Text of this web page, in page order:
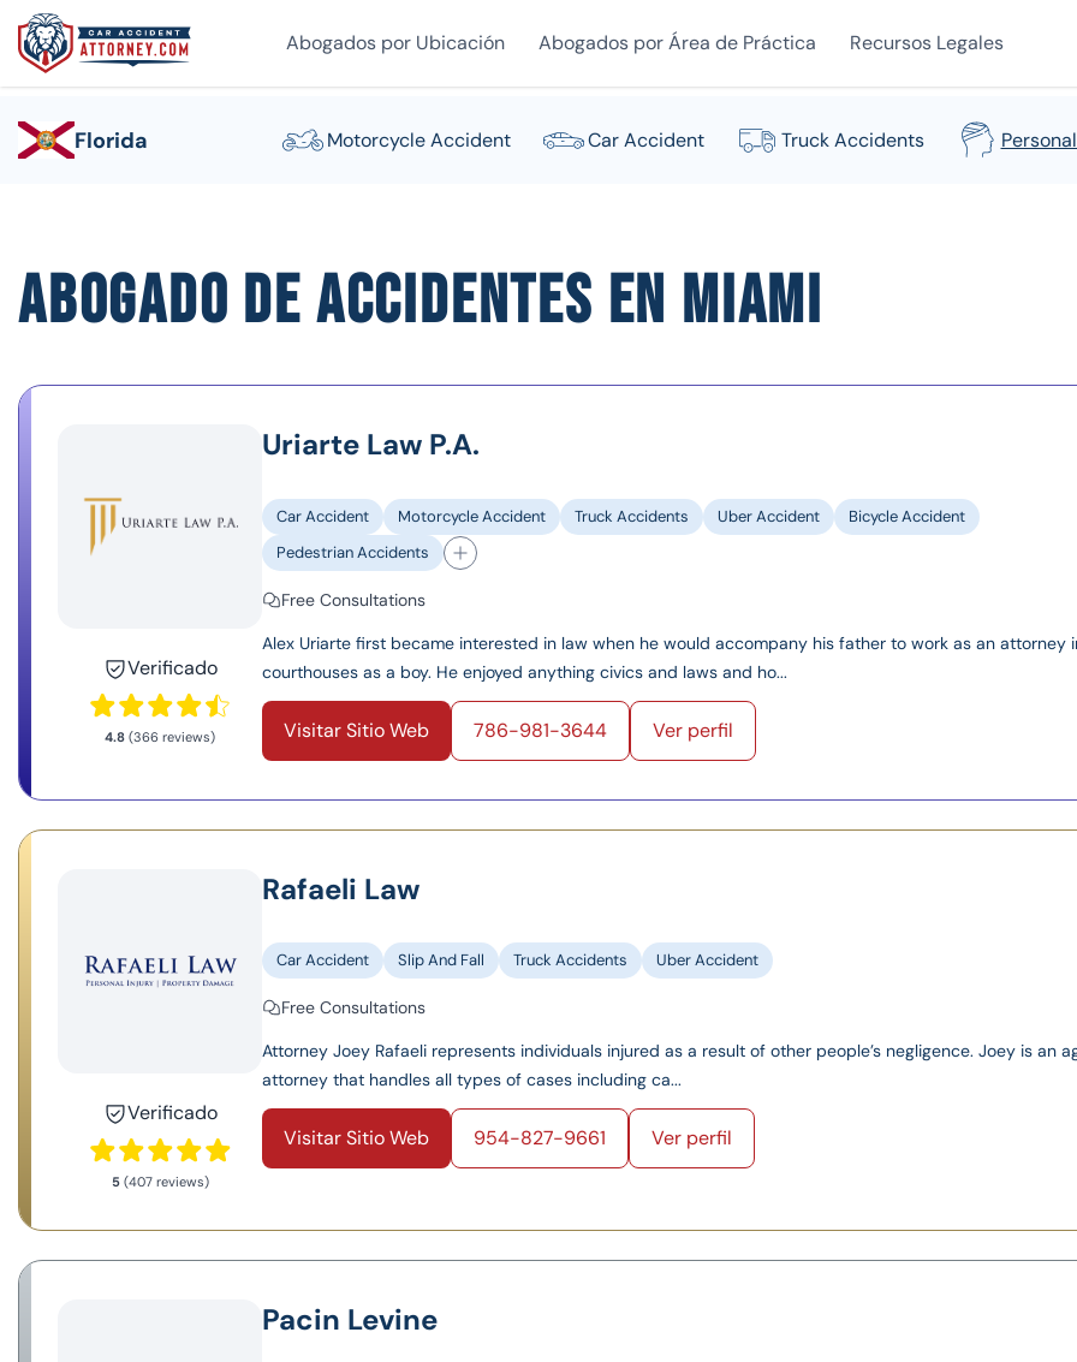
Abogados por Ubicación Abogados por Área de Práctica Recursos Legales
Florida Motorcycle Accident Car Accident Truck Accidents
Abogado de accidentes en Miami
Verificado
4.8 (366 reviews)
Uriarte Law P.A.
Car Accident Motorcycle Accident Truck Accidents Uber Accident
Bicycle Accident
Pedestrian Accidents
Free Consultations
Alex Uriarte first became interested in law when he would accompany his father to work as an attorney
courthouses as a boy. He enjoyed anything civics and laws and ho...
Visitar Sitio Web 786-981-3644 Ver perfil
Verificado
5(407 reviews)
Rafaeli Law
Car Accident Slip And Fall Truck Accidents Uber Accident
Free Consultations
Attorney Joey Rafaeli represents individuals injured as a result of other people’s negligence. Joey is an
attorney that handles all types of cases including ca...
Visitar Sitio Web 954-827-9661 Ver perfil
Pacin Levine